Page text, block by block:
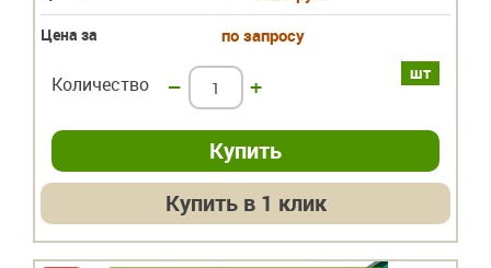
Цена за по запросу
шт
Количество – +
Купить в 1 клик